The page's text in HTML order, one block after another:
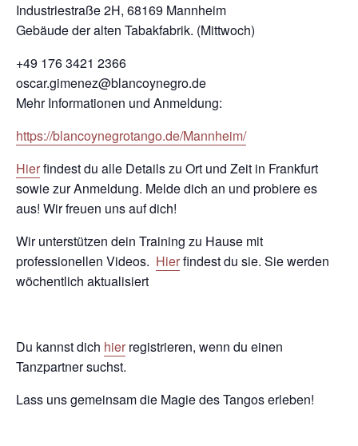
Industriestraße 2H, 68169 Mannheim
Gebäude der alten Tabakfabrik. (Mittwoch)
+49 176 3421 2366
oscar.gimenez@blancoynegro.de
Mehr Informationen und Anmeldung:
https://blancoynegrotango.de/Mannheim/
Hierfindest du alle Details zu Ort und Zeit in Frankfurt
sowie zur Anmeldung. Melde dich an und probiere es
aus! Wir freuen uns auf dich!
Wir unterstützen dein Training zu Hause mit
professionellen Videos. Hierfindest du sie. Sie werden
wöchentlich aktualisiert
Du kannst dich hier registrieren, wenn du einen
Tanzpartner suchst.
Lass uns gemeinsam die Magie des Tangos erleben!